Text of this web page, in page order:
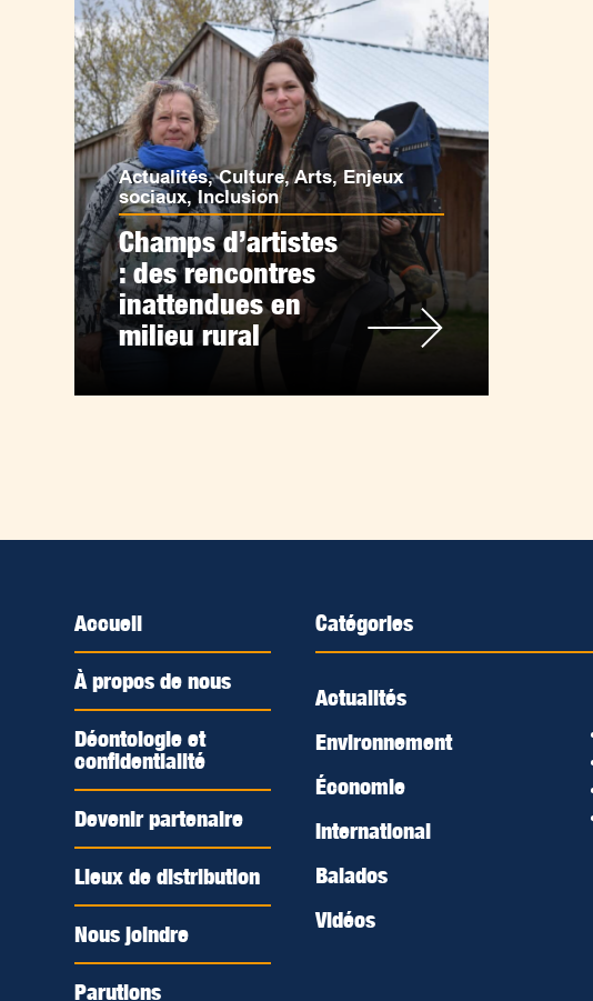
Actualités,Culture,Arts,Enjeux
sociaux,Inclusion
Champs d’artistes
: des rencontres
inattendues en
milieu rural
Accueil
À propos de nous
Déontologie et
confidentialité
Devenir partenaire
Lieux de distribution
Nous joindre
Parutions
Catégories
Actualités
Environnement
Économie
International
Balados
Vidéos